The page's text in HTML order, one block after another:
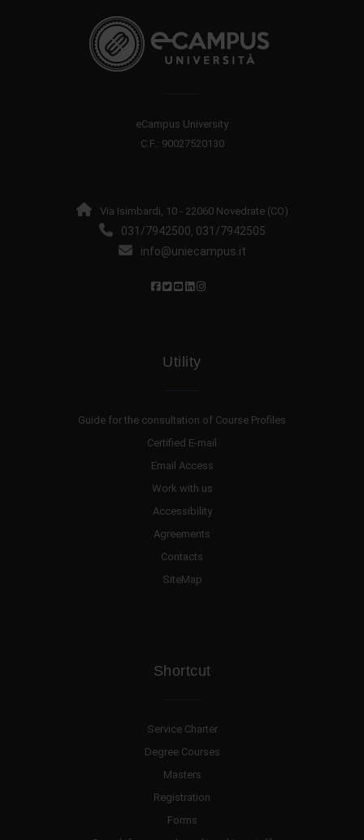
eCampus University
C.F.: 90027520130
Via Isimbardi, 10 - 22060 Novedrate (CO)
031/7942500, 031/7942505
info@uniecampus.it
Utility
Guide for the consultation of Course Profiles
Certified E-mail
Email Access
Work with us
Accessibility
Agreements
Contacts
SiteMap
Shortcut
Service Charter
Degree Courses
Masters
Registration
Forms